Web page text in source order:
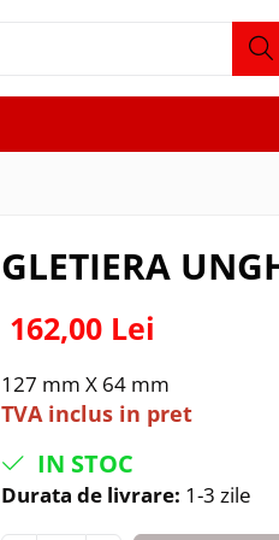
GLETIERA
162,00 Lei
127 mm X 64 mm
TVA inclus in pret
IN STOC
Durata de livrare: 1-3 zile